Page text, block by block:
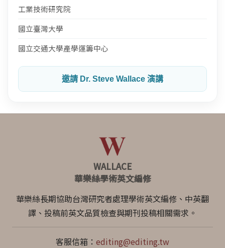
工業技術研究院
國立臺灣大學
國立交通大學產學運籌中心
邀請 Dr. Steve Wallace 演講
WALLACE
華樂絲學術英文編修
華樂絲長期協助台灣研究者處理學術英文編修、中英翻
譯、投稿前英文品質檢查與期刊投稿相關需求。
客服信箱： editing@editing.tw